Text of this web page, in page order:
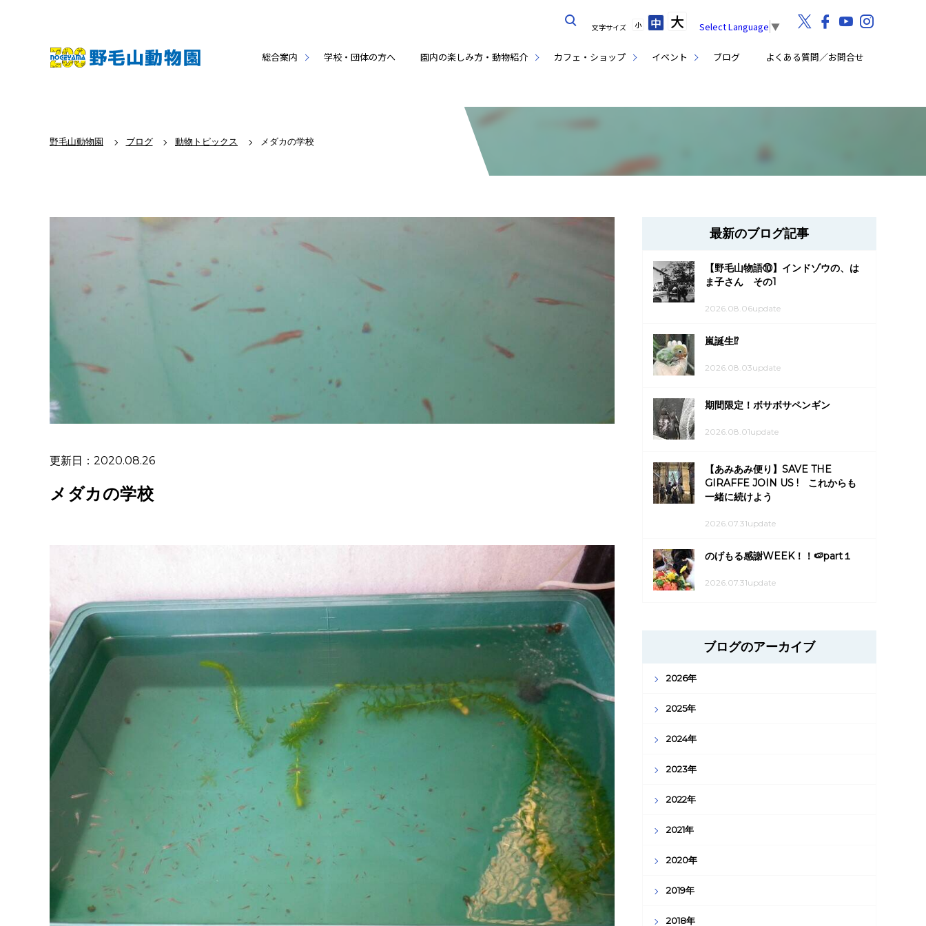
総合案内 学校・団体の方へ 園内の楽しみ方・動物紹介 カフェ・ショップ イベント ブログ よくある質問／お問合せ
文字サイズ 小 中 大 Select Language ▼
野毛山動物園 ブログ 動物トピックス メダカの学校
更新日：2020.08.26
メダカの学校
最新のブログ記事
【野毛山物語⑩】インドゾウの、は
ま子さん その1
2026.08.06update
嵐誕生⁉
2026.08.03update
期間限定！ボサボサペンギン
2026.08.01update
【あみあみ便り】SAVE THE
GIRAFFE JOIN US ! これからも
一緒に続けよう
2026.07.31update
のげもる感謝WEEK！！🍉part１
2026.07.31update
ブログのアーカイブ
2026年
2025年
2024年
2023年
2022年
2021年
2020年
2019年
2018年